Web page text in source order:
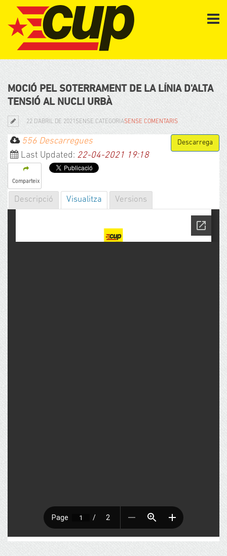
MOCIÓ PEL SOTERRAMENT DE LA LÍNIA D'ALTA
TENSIÓ AL NUCLI URBÀ
22 D'ABRIL DE 2021 SENSE CATEGORIASENSE COMENTARIS
556 Descarregues
Last Updated: 22-04-2021 19:18
Comparteix
Descripció Visualitza Versions